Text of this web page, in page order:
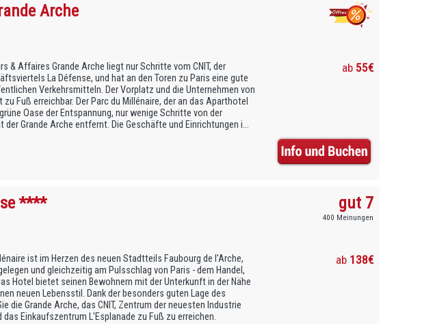
Arche
& Affaires Grande Arche liegt nur Schritte vom CNIT, der
La Défense, und hat an den Toren zu Paris eine gute
Verkehrsmitteln. Der Vorplatz und die Unternehmen von
zu Fuß erreichbar. Der Parc du Millénaire, der an das Aparthotel
Oase der Entspannung, nur wenige Schritte von der
Grande Arche entfernt. Die Geschäfte und Einrichtungen i...
ab 55€
**** gut 7
400 Meinungen
ist im Herzen des neuen Stadtteils Faubourg de l'Arche,
und gleichzeitig am Pulsschlag von Paris - dem Handel,
Hotel bietet seinen Bewohnern mit der Unterkunft in der Nähe
neuen Lebensstil. Dank der besonders guten Lage des
die Grande Arche, das CNIT, Zentrum der neuesten Industrie
das Einkaufszentrum L'Esplanade zu Fuß zu erreichen.
ab 138€